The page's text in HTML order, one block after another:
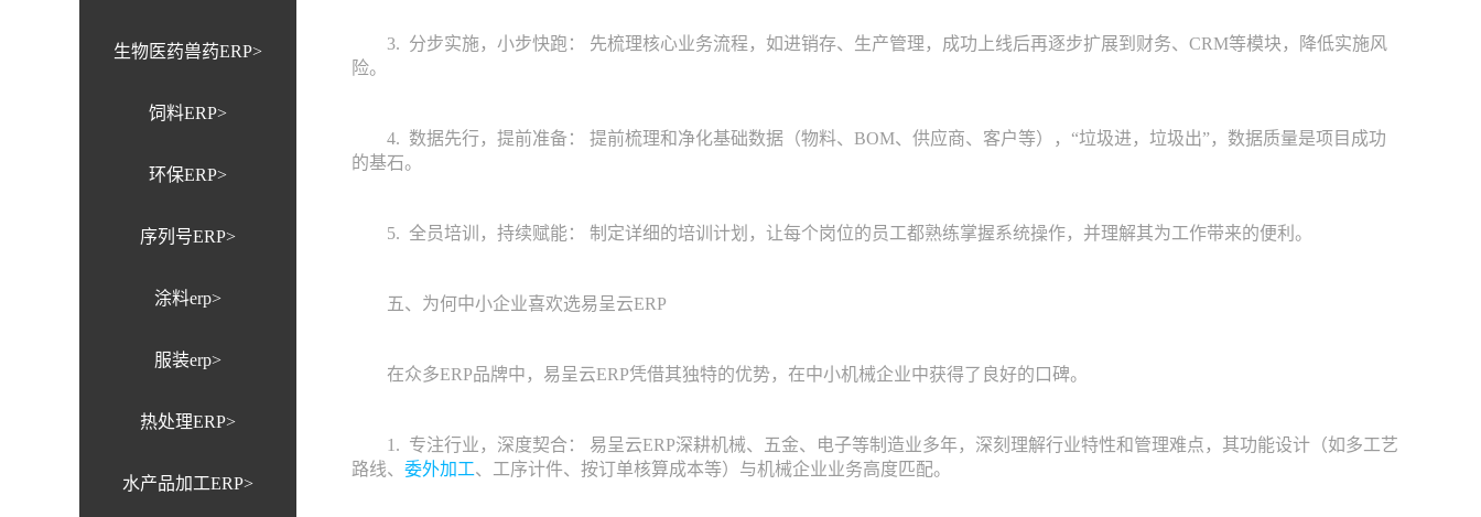
生物医药兽药ERP>
饲料ERP>
环保ERP>
序列号ERP>
涂料erp>
服装erp>
热处理ERP>
水产品加工ERP>
3. 分步实施，小步快跑： 先梳理核心业务流程，如进销存、生产管理，成功上线后再逐步扩展到财务、CRM等模块，降低实施风
险。
4. 数据先行，提前准备： 提前梳理和净化基础数据（物料、BOM、供应商、客户等），“垃圾进，垃圾出”，数据质量是项目成功
的基石。
5. 全员培训，持续赋能： 制定详细的培训计划，让每个岗位的员工都熟练掌握系统操作，并理解其为工作带来的便利。
五、为何中小企业喜欢选易呈云ERP
在众多ERP品牌中，易呈云ERP凭借其独特的优势，在中小机械企业中获得了良好的口碑。
1. 专注行业，深度契合： 易呈云ERP深耕机械、五金、电子等制造业多年，深刻理解行业特性和管理难点，其功能设计（如多工艺
路线、 委外加工、工序计件、按订单核算成本等）与机械企业业务高度匹配。